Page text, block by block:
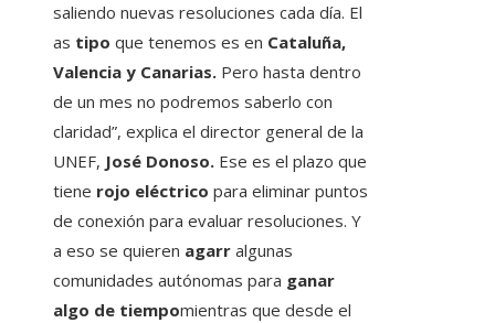
saliendo nuevas resoluciones cada día. El
as tipo que tenemos es en Cataluña,
Valencia y Canarias. Pero hasta dentro
de un mes no podremos saberlo con
claridad”, explica el director general de la
UNEF, José Donoso. Ese es el plazo que
tiene rojo eléctrico para eliminar puntos
de conexión para evaluar resoluciones. Y
a eso se quieren agarr algunas
comunidades autónomas para ganar
algo de tiempomientras que desde el